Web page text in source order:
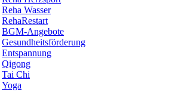
Reha Wasser
RehaRestart
BGM-Angebote
Gesundheitsförderung
Entspannung
Qigong
Tai Chi
Yoga